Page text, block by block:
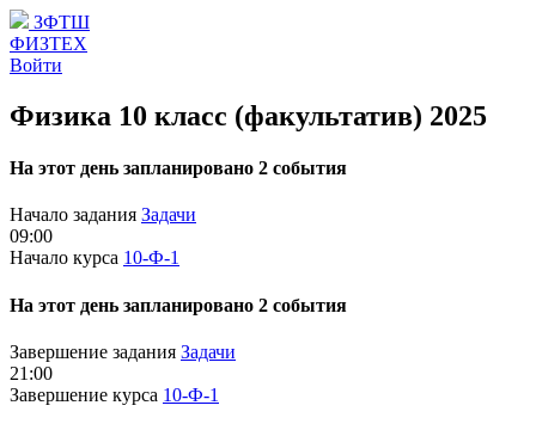
ЗФТШ
ФИЗТЕХ
Войти
Физика 10 класс (факультатив) 2025
На этот день запланировано 2 события
Начало задания Задачи
09:00
Начало курса 10-Ф-1
На этот день запланировано 2 события
Завершение задания Задачи
21:00
Завершение курса 10-Ф-1